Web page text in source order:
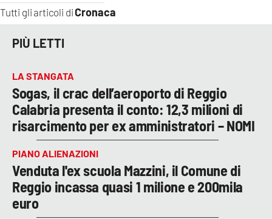
Tutti gli articoli diCronaca
PIÙ LETTI
LA STANGATA
Sogas, il crac dell’aeroporto di Reggio
Calabria presenta il conto: 12,3 milioni di
risarcimento per ex amministratori – NOMI
PIANO ALIENAZIONI
Venduta l'ex scuola Mazzini, il Comune di
Reggio incassa quasi 1 milione e 200mila
euro